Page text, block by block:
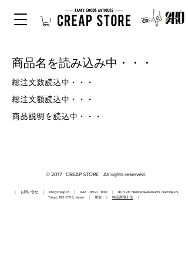
商品名を読み込み中・・・
総注文数読込中・・・
総注文額読込中・・・
商品説明を読込中・・・
© 2017 CREAP STORE All rights reserved.
｜ お問い合せ ｜ info@creap.co｜ 042（659）1870 ｜ 81-11 2F, Nishiterakatamachi, Hachioji-shi,
Tokyo, 192-0153, Japan ｜ 東京 ｜ 特定商取引法｜